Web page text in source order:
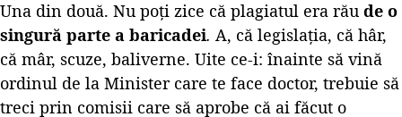
Una din două. Nu poți zice că plagiatul era rău de o
singură parte a baricadei. A, că legislația, că hâr,
că mâr, scuze, baliverne. Uite ce-i: înainte să vină
ordinul de la Minister care te face doctor, trebuie să
treci prin comisii care să aprobe că ai făcut o